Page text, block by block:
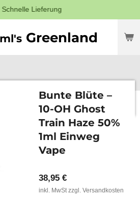
Greenland
Schnelle Lieferung
Bunte Blüte –
10-OH Ghost
Train Haze 50%
1ml Einweg
Vape
38,95 €
inkl. MwSt zzgl. Versandkosten